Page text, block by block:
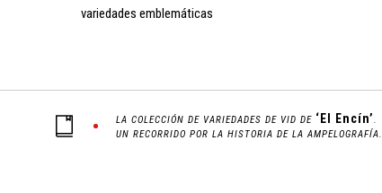
variedades emblemáticas
LA COLECCIÓN DE VARIEDADES DE VID DE ‘El Encín’.
UN RECORRIDO POR LA HISTORIA DE LA AMPELOGRAFÍA.